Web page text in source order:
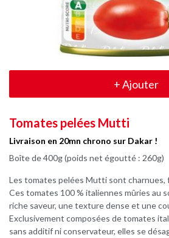
+Ajouter
Tomates pelées Mutti
Livraison en 20mn chrono sur Dakar !
Boîte de 400g (poids net égoutté : 260g)
Les tomates pelées Mutti sont charnues,
Ces tomates 100 % italiennes mûries au
riche saveur, une texture dense et une
Exclusivement composées de tomates
sans additif ni conservateur, elles se